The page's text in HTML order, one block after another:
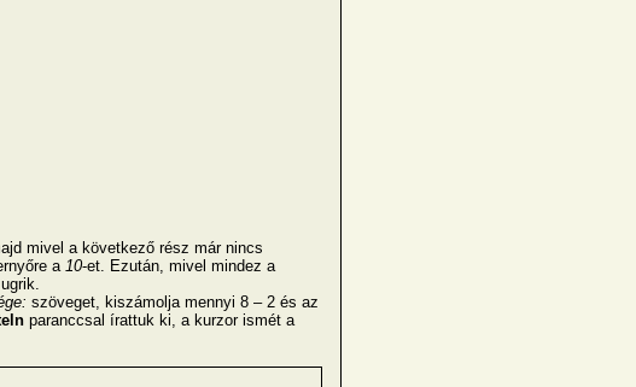
mivel a következő rész már nincs
a 10-et. Ezután, mivel mindez a
szöveget, kiszámolja mennyi 8 – 2 és az
paranccsal írattuk ki, a kurzor ismét a